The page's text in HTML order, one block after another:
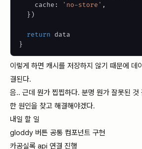
    cache
: 'no-store' ,
})
return
}
이렇게 하면 캐시를 저장하지 않기 때문에 데
결된다.
음.. 근데 뭔가 찝찝하다. 분명 뭔가 잘못된 것
한 원인을 찾고 해결해야겠다.
내일 할 일
gloddy 버튼 공통 컴포넌트 구현
카공실록 api 연결 진행